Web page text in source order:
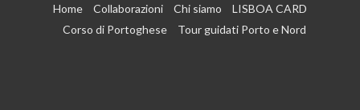
Home Collaborazioni Chi siamo
LISBOA CARD
Corso di Portoghese
Tour guidati Porto e Nord